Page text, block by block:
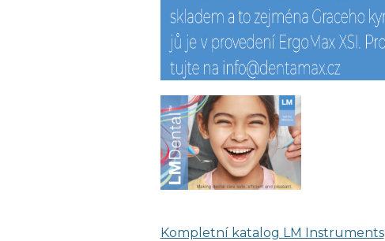
Kompletní katalog LM Instruments